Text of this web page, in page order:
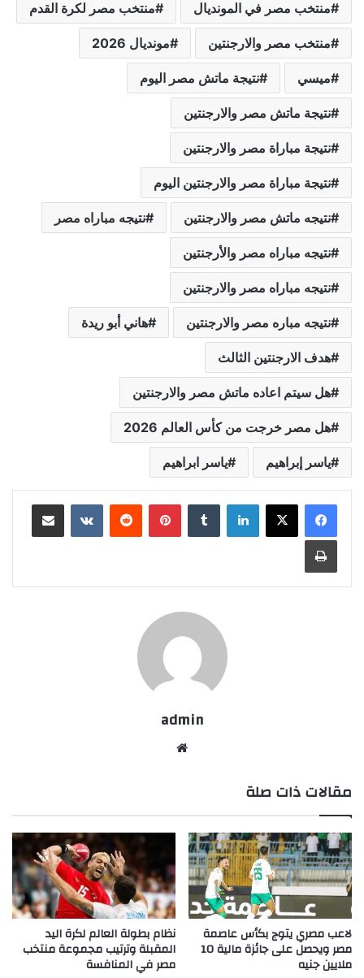
منتخب مصر في المونديال منتخب مصر لكرة القدم
منتخب مصر والارجنتين مونديال 2026
ميسي نتيجة ماتش مصر اليوم
نتيجة ماتش مصر والارجنتين
نتيجة مباراة مصر والارجنتين
نتيجة مباراة مصر والارجنتين اليوم
نتيجه ماتش مصر والارجنتين نتيجه مباراه مصر
نتيجه مباراه مصر والأرجنتين
نتيجه مباراه مصر والارجنتين
نتيجه مباره مصر والارجنتين هاني أبو ريدة
هدف الارجنتين الثالث
هل سيتم اعاده ماتش مصر والارجنتين
هل مصر خرجت من كأس العالم 2026
ياسر إبراهيم ياسر ابراهيم
لينكدإن بينتيريست مشاركة عبر البريد
طباعة
admin
مقالات ذات صلة
لاعب مصري يتوج بكأس عاصمة
مصر ويحصل على جائزة مالية 10
ملايين جنيه
نظام بطولة العالم لكرة اليد
المقبلة وترتيب مجموعة منتخب
مصر في المنافسة